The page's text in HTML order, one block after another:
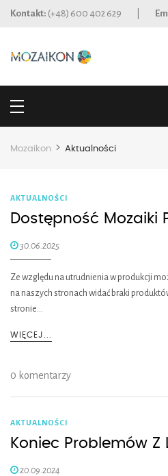
Kontakt: (+48) 600 402 629
Mozaikon > Aktualności
AKTUALNOŚCI
Dostępność Mozaiki
30.06.2025
Ze względu na utrudnienia w produkcji
na naszych stronach widać braki
stronie…
WIĘCEJ...
0 komentarzy
AKTUALNOŚCI
Koniec Problemów Z
20.09.2024